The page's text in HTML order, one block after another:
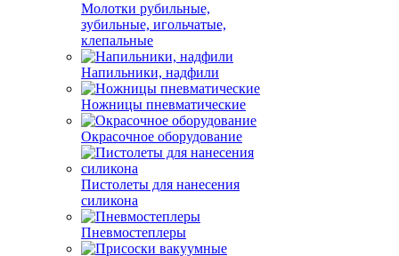
Молотки рубильные,
зубильные, игольчатые,
клепальные
Напильники, надфили
Ножницы пневматические
Окрасочное оборудование
Пистолеты для нанесения
силикона
Пневмостеплеры